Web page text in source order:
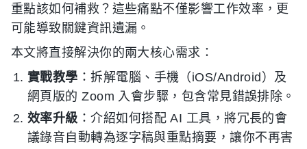
重點該如何補救？這些痛點不僅影響工作效率，更
可能導致關鍵資訊遺漏。
本文將直接解決你的兩大核心需求：
實戰教學 ：拆解電腦、手機（iOS/Android）及
網頁版的 Zoom 入會步驟，包含常見錯誤排除。
效率升級 ：介紹如何搭配 AI 工具，將冗長的會
議錄音自動轉為逐字稿與重點摘要，讓你不再害